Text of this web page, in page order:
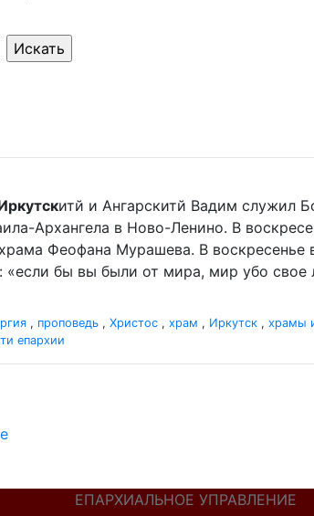
итй и Ангарскитй Вадим служил
Архангела в Ново-Ленино. В
Феофана Мурашева. В воскресенье
«если бы вы были от мира, мир убо свое
, проповедь , Христос , храм , Иркутск , храмы
епархии
ЕПАРХИАЛЬНОЕ УПРАВЛЕНИЕ